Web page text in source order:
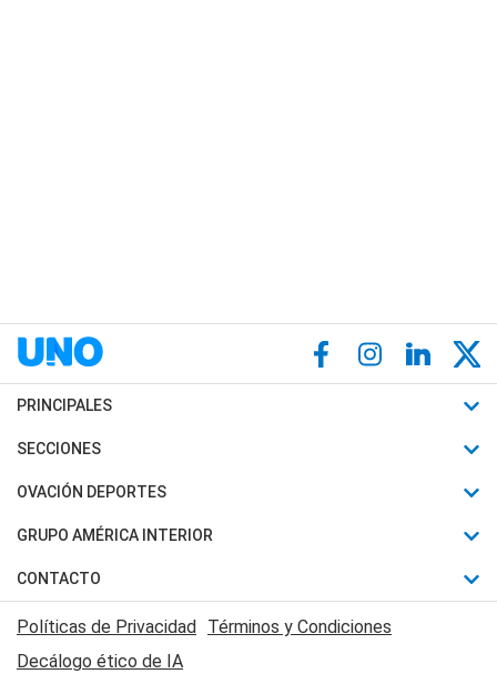
PRINCIPALES
Últimas Noticias
Política
Judiciales
Economia
SECCIONES
Horóscopo
Motores
Trucos caseros
Series y Películas
Edictos y Solicitadas
OVACIÓN DEPORTES
Fútbol
Mundial
Automovilismo
Rugby
GRUPO AMÉRICA INTERIOR
Canal 7 en Vivo
CONTACTO
Acerca de Nosotros
Contactanos
Políticas de Privacidad Términos y Condiciones
Decálogo ético de IA